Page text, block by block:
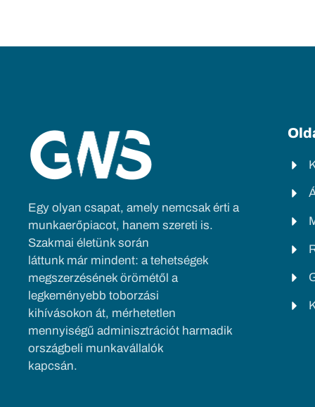
Egy olyan csapat, amely nemcsak érti a
munkaerőpiacot, hanem szereti is.
Szakmai életünk során
láttunk már mindent: a tehetségek
megszerzésének örömétől a
legkeményebb toborzási
kihívásokon át, mérhetetlen
mennyiségű adminisztrációt harmadik
országbeli munkavállalók
kapcsán.